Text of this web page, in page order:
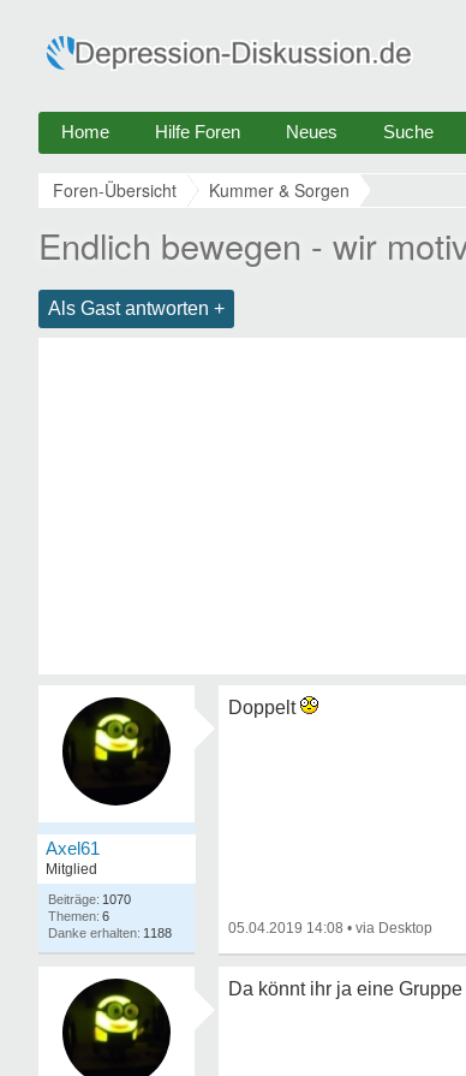
Home Hilfe Foren Neues Suche
Foren-Übersicht Kummer & Sorgen
Endlich bewegen - wir
Als Gast antworten +
Axel61
Mitglied
1070
6
1188
Doppelt
05.04.2019 14:08 •
Da könnt ihr ja eine